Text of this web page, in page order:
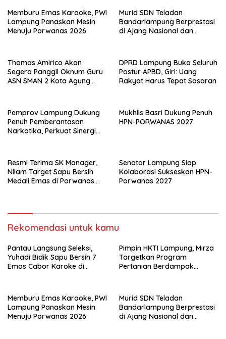
Memburu Emas Karaoke, PWI
Lampung Panaskan Mesin
Menuju Porwanas 2026
Murid SDN Teladan
Bandarlampung Berprestasi
di Ajang Nasional dan
Thomas Amirico Akan
Segera Panggil Oknum Guru
ASN SMAN 2 Kota Agung
DPRD Lampung Buka Seluruh
Postur APBD, Giri: Uang
Rakyat Harus Tepat Sasaran
Pemprov Lampung Dukung
Penuh Pemberantasan
Narkotika, Perkuat Sinergi
Mukhlis Basri Dukung Penuh
HPN-PORWANAS 2027
Resmi Terima SK Manager,
Nilam Target Sapu Bersih
Medali Emas di Porwanas
Senator Lampung Siap
Kolaborasi Sukseskan HPN-
Porwanas 2027
Rekomendasi untuk kamu
Pantau Langsung Seleksi,
Yuhadi Bidik Sapu Bersih 7
Emas Cabor Karoke di
Pimpin HKTI Lampung, Mirza
Targetkan Program
Pertanian Berdampak
Memburu Emas Karaoke, PWI
Lampung Panaskan Mesin
Menuju Porwanas 2026
Murid SDN Teladan
Bandarlampung Berprestasi
di Ajang Nasional dan